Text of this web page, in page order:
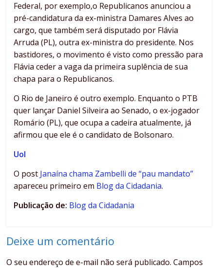
Federal, por exemplo,o Republicanos anunciou a
pré-candidatura da ex-ministra Damares Alves ao
cargo, que também será disputado por Flávia
Arruda (PL), outra ex-ministra do presidente. Nos
bastidores, o movimento é visto como pressão para
Flávia ceder a vaga da primeira suplência de sua
chapa para o Republicanos.
O Rio de Janeiro é outro exemplo. Enquanto o PTB
quer lançar Daniel Silveira ao Senado, o ex-jogador
Romário (PL), que ocupa a cadeira atualmente, já
afirmou que ele é o candidato de Bolsonaro.
Uol
O post Janaína chama Zambelli de “pau mandato”
apareceu primeiro em Blog da Cidadania.
Publicação de: Blog da Cidadania
Deixe um comentário
O seu endereço de e-mail não será publicado. Campos